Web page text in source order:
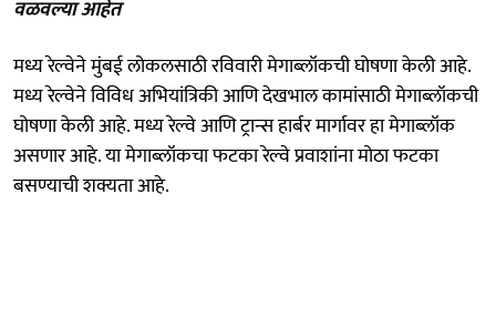
वळवल्या आहेत
मध्य रेल्वेने मुंबई लोकलसाठी रविवारी मेगाब्लॉकची घोषणा केली आहे.
मध्य रेल्वेने विविध अभियांत्रिकी आणि देखभाल कामांसाठी मेगाब्लॉकची
घोषणा केली आहे. मध्य रेल्वे आणि ट्रान्स हार्बर मार्गावर हा मेगाब्लॉक
असणार आहे. या मेगाब्लॉकचा फटका रेल्वे प्रवाशांना मोठा फटका
बसण्याची शक्यता आहे.